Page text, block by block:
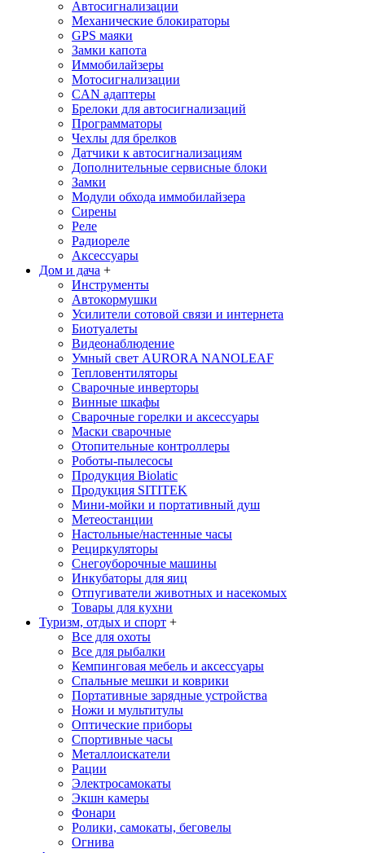
Автосигнализации
Механические блoкираторы
GPS маяки
Замки капота
Иммобилайзеры
Мотосигнализации
CAN адаптеры
Брелоки для автосигнализаций
Программаторы
Чехлы для брелков
Датчики к автосигнализациям
Дополнительные сервисные блоки
Замки
Модули обхода иммобилайзера
Сирены
Реле
Радиореле
Аксессуары
Дом и дача +
Инструменты
Автокормушки
Усилители сотовой связи и интернета
Биотуалеты
Видеонаблюдение
Умный свет AURORA NANOLEAF
Тепловентиляторы
Сварочные инверторы
Винные шкафы
Сварочные горелки и аксессуары
Маски сварочные
Отопительные контроллеры
Роботы-пылесосы
Продукция Biolatic
Продукция SITITEK
Мини-мойки и портативный душ
Метеостанции
Настольные/настенные часы
Рециркуляторы
Снегоуборочные машины
Инкубаторы для яиц
Отпугиватели животных и насекомых
Товары для кухни
Туризм, отдых и спорт +
Все для охоты
Все для рыбалки
Кемпинговая мебель и аксессуары
Спальные мешки и коврики
Портативные зарядные устройства
Ножи и мультитулы
Оптические приборы
Спортивные часы
Металлоискатели
Рации
Электросамокаты
Экшн камеры
Фонари
Ролики, самокаты, беговелы
Огнива